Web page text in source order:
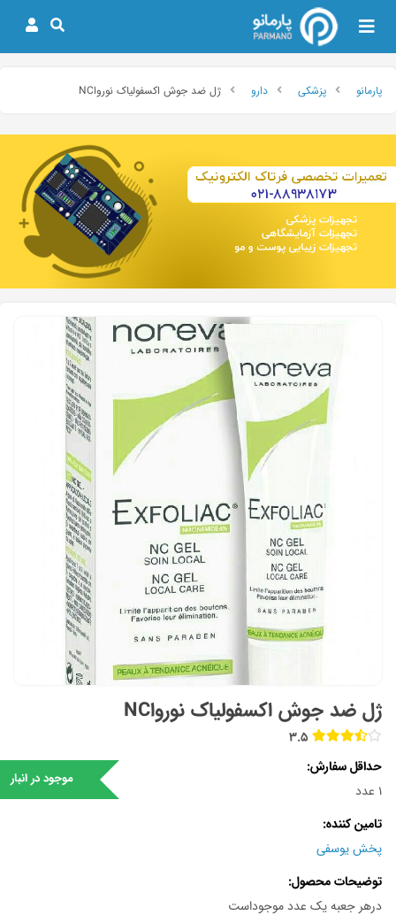
پارمانو پزشکی دارو ژل ضد جوش اکسفولیاک نورواNC
ژل ضد جوش اکسفولیاک نورواNC
3.5
موجود در انبار
حداقل سفارش
1 عدد
تامین کننده
پخش یوسفی
توضیحات محصول
درهر جعبه یک عدد موجوداست